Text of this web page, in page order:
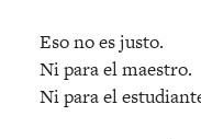
Eso no es justo.
Ni para el maestro.
Ni para el